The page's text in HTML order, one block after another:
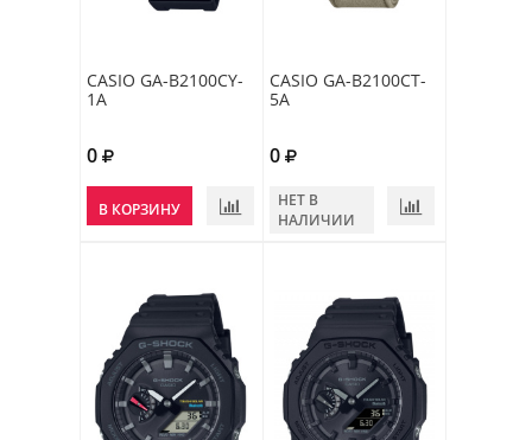
CASIO GA-B2100CY-
1A
0
В КОРЗИНУ
CASIO GA-B2100CT-
5A
0
НЕТ В
НАЛИЧИИ